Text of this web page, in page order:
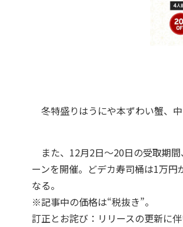
冬特盛りはうにや本ずわい蟹、
また、12月2日～20日の受取期
ーンを開催。どデカ寿司桶は1万
なる。
※記事中の価格は“税抜き”。
訂正とお詫び：リリースの更新に